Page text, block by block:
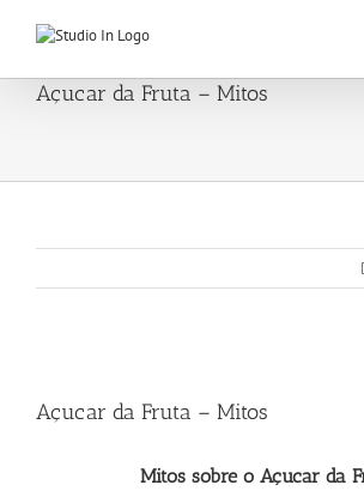
Açucar da Fruta – Mitos
Image
Açucar da Fruta – Mitos
Mitos sobre o Açucar da